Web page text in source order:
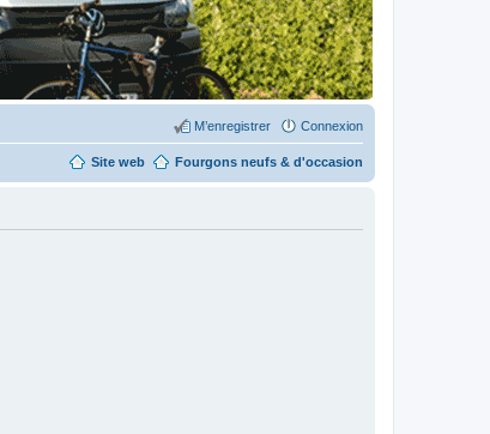
Connexion
M’enregistrer
Fourgons neufs & d'occasion
Site web